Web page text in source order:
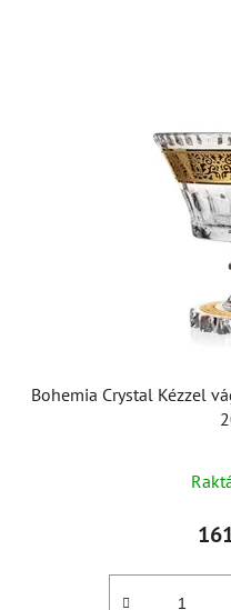
Bohemia Crystal Kézzel